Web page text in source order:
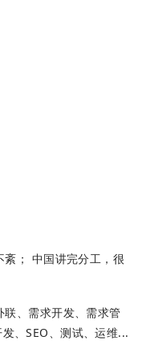
； 中国讲完分工，很
、需求开发、需求管
、SEO、测试、运维...